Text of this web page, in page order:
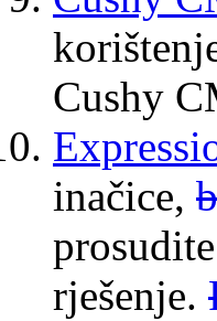
Cushy
inačice,
rješenje.